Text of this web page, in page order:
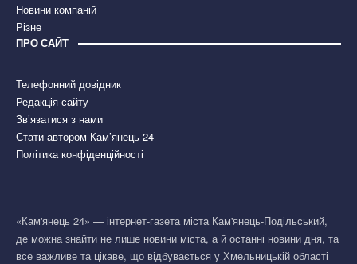
Новини компаній
Різне
ПРО САЙТ
Телефонний довідник
Редакція сайту
Зв’язатися з нами
Стати автором Кам’янець 24
Політика конфіденційності
«Кам'янець 24» — інтернет-газета міста Кам'янець-Подільський,
де можна знайти не лише новини міста, а й останні новини дня, та
все важливе та цікаве, що відбувається у Хмельницькій області